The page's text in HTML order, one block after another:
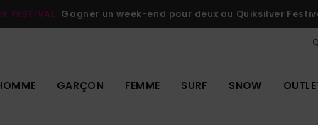
FESTIVAL Gagner un week-end pour deux au Quiksilver
GARÇON FEMME SURF SNOW